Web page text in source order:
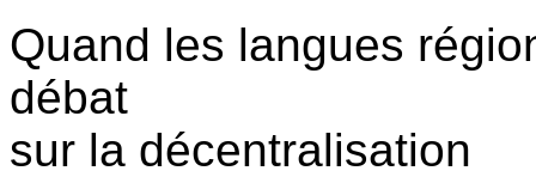
Quand les langues
débat
sur la décentralisation